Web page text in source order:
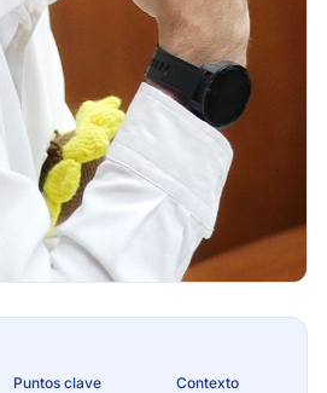
Puntos clave Contexto